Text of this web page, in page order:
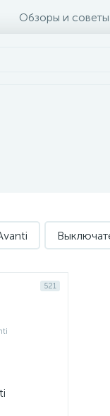
Обзоры и советы
521